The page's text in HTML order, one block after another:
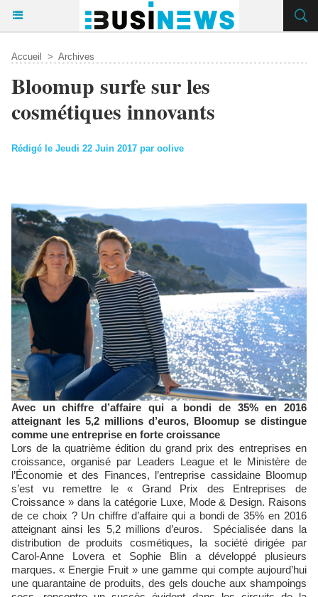
Accueil > Archives
Bloomup surfe sur les
cosmétiques innovants
Rédigé le Jeudi 22 Juin 2017 par oolive
Avec un chiffre d’affaire qui a bondi de 35% en 2016
atteignant les 5,2 millions d’euros, Bloomup se distingue
comme une entreprise en forte croissance
Lors de la quatrième édition du grand prix des entreprises en
croissance, organisé par Leaders League et le Ministère de
l’Économie et des Finances, l’entreprise cassidaine Bloomup
s’est vu remettre le « Grand Prix des Entreprises de
Croissance » dans la catégorie Luxe, Mode & Design. Raisons
de ce choix ? Un chiffre d’affaire qui a bondi de 35% en 2016
atteignant ainsi les 5,2 millions d’euros. Spécialisée dans la
distribution de produits cosmétiques, la société dirigée par
Carol-Anne Lovera et Sophie Blin a développé plusieurs
marques. « Energie Fruit » une gamme qui compte aujourd’hui
une quarantaine de produits, des gels douche aux shampoings